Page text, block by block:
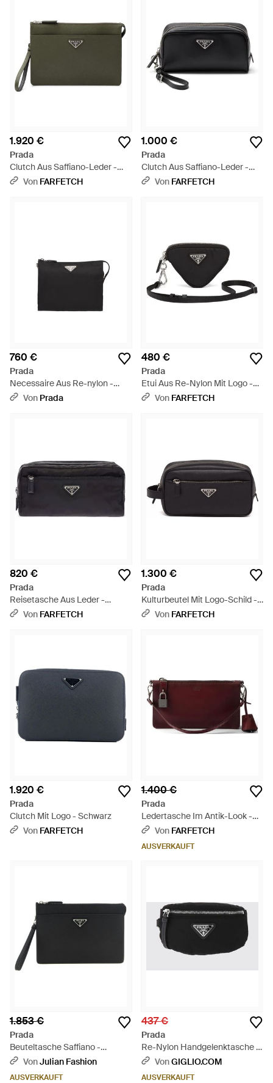
1.920 €
Prada
Clutch Aus Saffiano-Leder -
GrünVon FARFETCH
1.000 €
Prada
Clutch Aus Saffiano-Leder -
Schwarz
Von FARFETCH
760 €
Prada
Necessaire Aus Re-nylon -
Schwarz
Von Prada
480 €
Prada
Etui Aus Re-Nylon Mit Logo -
Schwarz
Von FARFETCH
820 €
Prada
Reisetasche Aus Leder -
Schwarz
Von FARFETCH
1.300 €
Prada
Kulturbeutel Mit Logo-Schild -
Schwarz
Von FARFETCH
1.920 €
Prada
Clutch Mit Logo - Schwarz
Von FARFETCH
1.400 €
Prada
Ledertasche Im Antik-Look -
Lila Von FARFETCH
AUSVERKAUFT
1.853 €
Prada
Beuteltasche Saffiano -
Schwarz
VonJulian Fashion
AUSVERKAUFT
437 €
Prada
Re-Nylon Handgelenktasche -
Schwarz
VonGIGLIO.COM
AUSVERKAUFT